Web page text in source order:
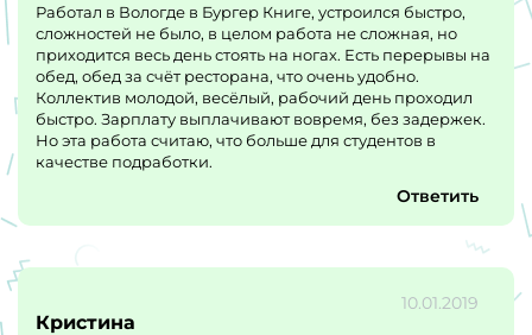
Работал в Вологде в Бургер Книге, устроился быстро,
сложностей не было, в целом работа не сложная, но
приходится весь день стоять на ногах. Есть перерывы на
обед, обед за счёт ресторана, что очень удобно.
Коллектив молодой, весёлый, рабочий день проходил
быстро. Зарплату выплачивают вовремя, без задержек.
Но эта работа считаю, что больше для студентов в
качестве подработки.
Ответить
10.01.2019
Кристина